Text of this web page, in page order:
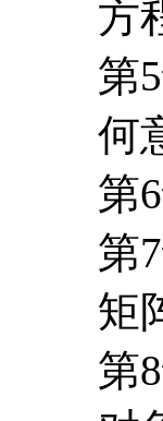
第
矩
第
对
第
第
第